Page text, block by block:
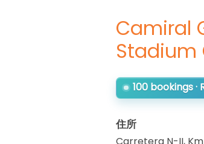
Camiral
Stadium
100 bookings ·
住所
Carretera N-II, Km